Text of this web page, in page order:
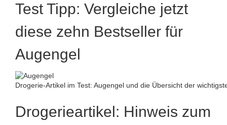
Test Tipp: Vergleiche jetzt
diese zehn Bestseller für
Augengel
Drogerie-Artikel im Test: Augengel und die Übersicht der
Drogerieartikel: Hinweis zum